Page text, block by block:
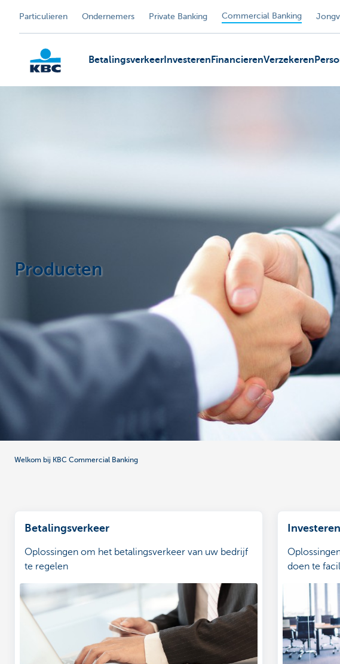
Particulieren Ondernemers Private Banking Commercial Banking
Betalingsverkeer Investeren FinancierenVerzekeren
Producten
Welkom bij KBC Commercial Banking
Betalingsverkeer
Oplossingen om het betalingsverkeer van uw bedrijf
te regelen
Investeren
doen te